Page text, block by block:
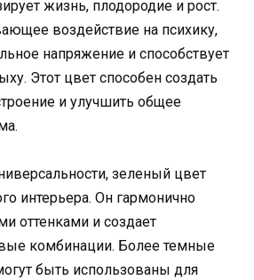
жизнь, плодородие и рост.
воздействие на психику,
напряжение и способствует
Этот цвет способен создать
и улучшить общее
зеленый цвет
интерьера. Он гармонично
оттенками и создает
комбинации. Более темные
быть использованы для